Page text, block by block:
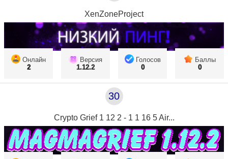
XenZoneProject
Онлайн
2
Версия
1.12.2
Голосов
0
Баллы
0
30
Crypto Grief 1 12 2 - 1 1 16 5 Air...